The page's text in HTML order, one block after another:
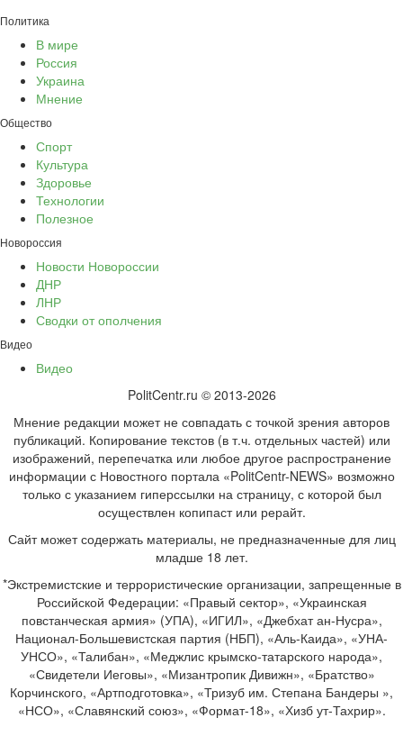
Политика
В мире
Россия
Украина
Мнение
Общество
Спорт
Культура
Здоровье
Технологии
Полезное
Новороссия
Новости Новороссии
ДНР
ЛНР
Сводки от ополчения
Видео
Видео
PolitCentr.ru © 2013-2026
Мнение редакции может не совпадать с точкой зрения авторов
публикаций. Копирование текстов (в т.ч. отдельных частей) или
изображений, перепечатка или любое другое распространение
информации с Новостного портала «PolitCentr-NEWS» возможно
только с указанием гиперссылки на страницу, с которой был
осуществлен копипаст или рерайт.
Сайт может содержать материалы, не предназначенные для лиц
младше 18 лет.
*Экстремистские и террористические организации, запрещенные в
Российской Федерации: «Правый сектор», «Украинская
повстанческая армия» (УПА), «ИГИЛ», «Джебхат ан-Нусра»,
Национал-Большевистская партия (НБП), «Аль-Каида», «УНА-
УНСО», «Талибан», «Меджлис крымско-татарского народа»,
«Свидетели Иеговы», «Мизантропик Дивижн», «Братство»
Корчинского, «Артподготовка», «Тризуб им. Степана Бандеры »,
«НСО», «Славянский союз», «Формат-18», «Хизб ут-Тахрир».